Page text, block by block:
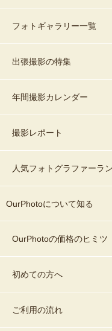
フォトギャラリー一覧
出張撮影の特集
年間撮影カレンダー
撮影レポート
人気フォトグラファーラ
OurPhotoについて知る
OurPhotoの価格のヒミツ
初めての方へ
ご利用の流れ